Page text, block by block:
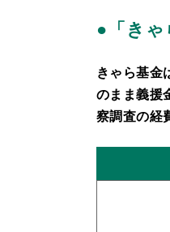
● 「き
きゃら基金
のまま義援
察調査の経